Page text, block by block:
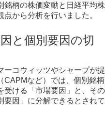
銘柄の株価変動と日経平均株
から分析を行いました。
と個別要因の切
ーコウィッツやシャープが提
CAPMなど）では、個別銘柄
受ける「市場要因」と、その
要因」に分解できるとされて